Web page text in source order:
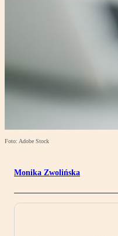
Foto: Adobe Stock
Monika Zwolińska